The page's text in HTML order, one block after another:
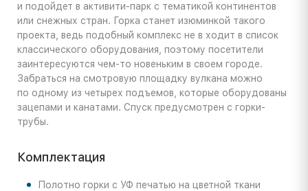
и подойдет в активити-парк с тематикой континентов
или снежных стран. Горка станет изюминкой такого
проекта, ведь подобный комплекс не в ходит в список
классического оборудования, поэтому посетители
заинтересуются чем-то новеньким в своем городе.
Забраться на смотровую площадку вулкана можно
по одному из четырех подъемов, которые оборудованы
зацепами и канатами. Спуск предусмотрен с горки-
трубы.
Комплектация
Полотно горки с УФ печатью на цветной ткани